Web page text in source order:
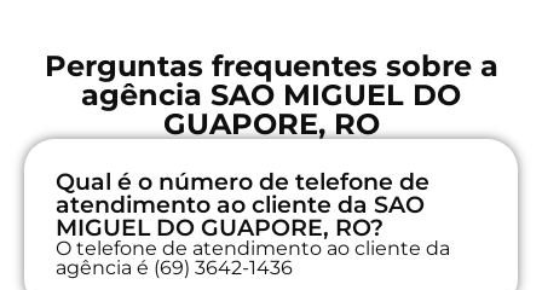
Perguntas frequentes sobre a
agência SAO MIGUEL DO
GUAPORE, RO
Qual é o número de telefone de
atendimento ao cliente da SAO
MIGUEL DO GUAPORE, RO?
O telefone de atendimento ao cliente da
agência é (69) 3642-1436